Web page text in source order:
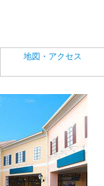
地図・アクセス